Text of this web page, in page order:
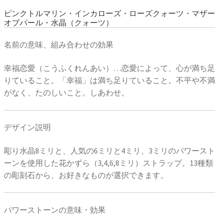
ピンクトルマリン・インカローズ・ローズクォーツ・マザー
オブパール・水晶（クォーツ）
名前の意味、組み合わせの効果
幸福恋愛（こうふくれんあい）…恋愛によって、心が満ち足
りていること。「幸福」は満ち足りていること。不平や不満
がなく、たのしいこと。しあわせ。
デザイン説明
彫り水晶8ミリと、人気の6ミリと4ミリ、3ミリのパワースト
ーンを使用した花かずら（3,4,6,8ミリ）ストラップ。13種類
の彫刻石から、お好きなものが選択できます。
パワーストーンの意味・効果